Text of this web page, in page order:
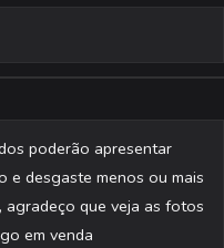
poderão apresentar
e desgaste menos ou mais
agradeço que veja as fotos
em venda